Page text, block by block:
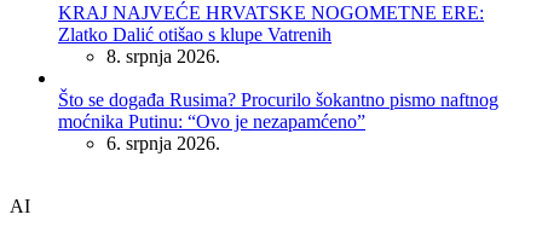
KRAJ NAJVEĆE HRVATSKE NOGOMETNE ERE:
Zlatko Dalić otišao s klupe Vatrenih
8. srpnja 2026.
Što se događa Rusima? Procurilo šokantno pismo naftnog
moćnika Putinu: “Ovo je nezapamćeno”
6. srpnja 2026.
AI